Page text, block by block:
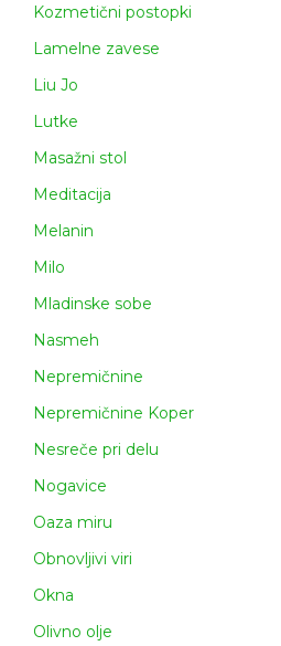
Kozmetični postopki
Lamelne zavese
Liu Jo
Lutke
Masažni stol
Meditacija
Melanin
Milo
Mladinske sobe
Nasmeh
Nepremičnine
Nepremičnine Koper
Nesreče pri delu
Nogavice
Oaza miru
Obnovljivi viri
Okna
Olivno olje